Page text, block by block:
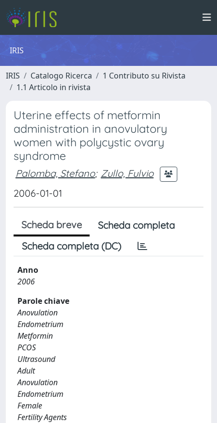
IRIS
IRIS Catalogo Ricerca
1 Contributo su Rivista
1.1 Articolo in rivista
Uterine effects of metformin
administration in anovulatory
women with polycystic ovary
syndrome
Palomba, Stefano; Zullo, Fulvio
2006-01-01
Scheda breve
Scheda completa
Scheda completa (DC)
Anno
2006
Parole chiave
Anovulation
Endometrium
Metformin
PCOS
Ultrasound
Adult
Anovulation
Endometrium
Female
Fertility Agents